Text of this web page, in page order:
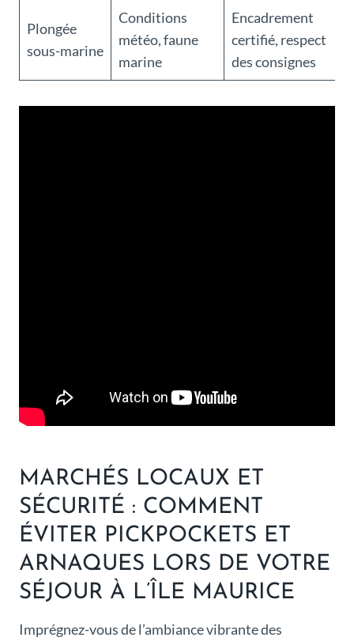
Plongée
sous-marine
Conditions
météo, faune
marine
Encadrement
certifié, respect
des consignes
MARCHÉS LOCAUX ET
SÉCURITÉ : COMMENT
ÉVITER PICKPOCKETS ET
ARNAQUES LORS DE VOTRE
SÉJOUR À L’ÎLE MAURICE
Imprégnez-vous de l’ambiance vibrante des